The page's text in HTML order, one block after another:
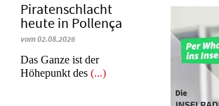
Piratenschlacht
heute in Po­llen­ça
vom 02.08.2026
​​​​​​​Das Ganze ist der
Höhepunkt des(...)